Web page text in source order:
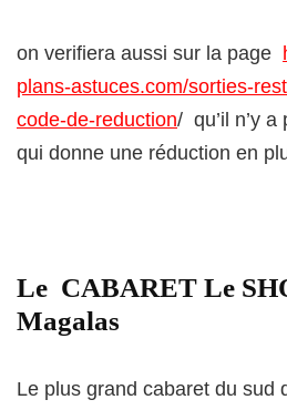
on verifiera aussi sur la page
plans-astuces.com/sorties-
code-de-reduction/ qu’il n’y
qui donne une réduction en
Le CABARET Le
Magalas
Le plus grand cabaret du sud